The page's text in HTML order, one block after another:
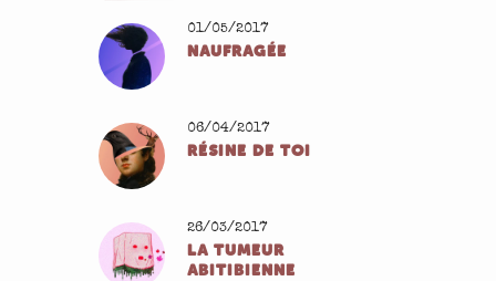
01/05/2017
NAUFRAGÉE
06/04/2017
RÉSINE DE TOI
26/03/2017
LA TUMEUR
ABITIBIENNE